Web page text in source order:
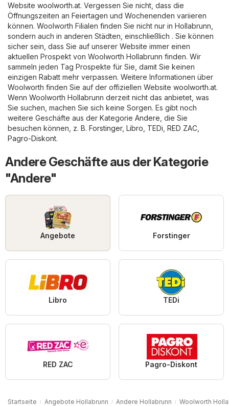
Website woolworth.at. Vergessen Sie nicht, dass die
Öffnungszeiten an Feiertagen und Wochenenden variieren
können. Woolworth Filialen finden Sie nicht nur in Hollabrunn,
sondern auch in anderen Städten, einschließlich . Sie können
sicher sein, dass Sie auf unserer Website immer einen
aktuellen Prospekt von Woolworth Hollabrunn finden. Wir
sammeln jeden Tag Prospekte für Sie, damit Sie keinen
einzigen Rabatt mehr verpassen. Weitere Informationen über
Woolworth finden Sie auf der offiziellen Website woolworth.at.
Wenn Woolworth Hollabrunn derzeit nicht das anbietet, was
Sie suchen, machen Sie sich keine Sorgen. Es gibt noch
weitere Geschäfte aus der Kategorie Andere , die Sie
besuchen können, z. B. Forstinger, Libro TEDi RED ZAC
Pagro-Diskont.
Andere Geschäfte aus der Kategorie
"Andere"
Angebote Forstinger
Libro TEDi
RED ZAC Pagro-Diskont
Startseite Angebote Hollabrunn Andere Hollabrunn Woolworth